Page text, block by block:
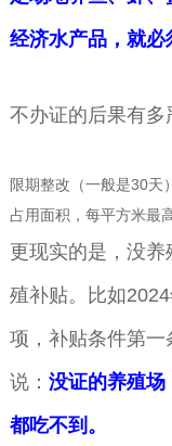
经济水产品，就必
不办证的后果有多
限期整改（一般是30天
占用面积，每平方米最
更现实的是，没
殖补贴。比如
项，补贴条件第一
说： 没证的养殖场
都吃不到。